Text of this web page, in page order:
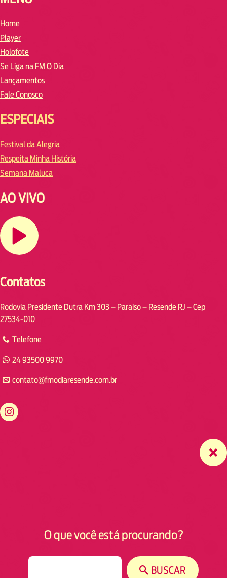
Home
Player
Holofote
Se Liga na FM O Dia
Lançamentos
Fale Conosco
ESPECIAIS
Festival da Alegria
Respeita Minha História
Semana Maluca
AO VIVO
Contatos
Rodovia Presidente Dutra Km 303 – Paraiso – Resende RJ – Cep
27534-010
Telefone
24 93500 9970
contato@fmodiaresende.com.br
https://www.instagram.com/fmodiaresende
O que você está procurando?
BUSCAR